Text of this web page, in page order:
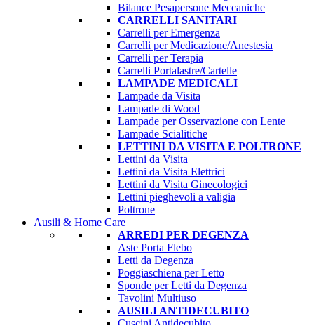
Bilance Pesapersone Meccaniche
CARRELLI SANITARI
Carrelli per Emergenza
Carrelli per Medicazione/Anestesia
Carrelli per Terapia
Carrelli Portalastre/Cartelle
LAMPADE MEDICALI
Lampade da Visita
Lampade di Wood
Lampade per Osservazione con Lente
Lampade Scialitiche
LETTINI DA VISITA E POLTRONE
Lettini da Visita
Lettini da Visita Elettrici
Lettini da Visita Ginecologici
Lettini pieghevoli a valigia
Poltrone
Ausili & Home Care
ARREDI PER DEGENZA
Aste Porta Flebo
Letti da Degenza
Poggiaschiena per Letto
Sponde per Letti da Degenza
Tavolini Multiuso
AUSILI ANTIDECUBITO